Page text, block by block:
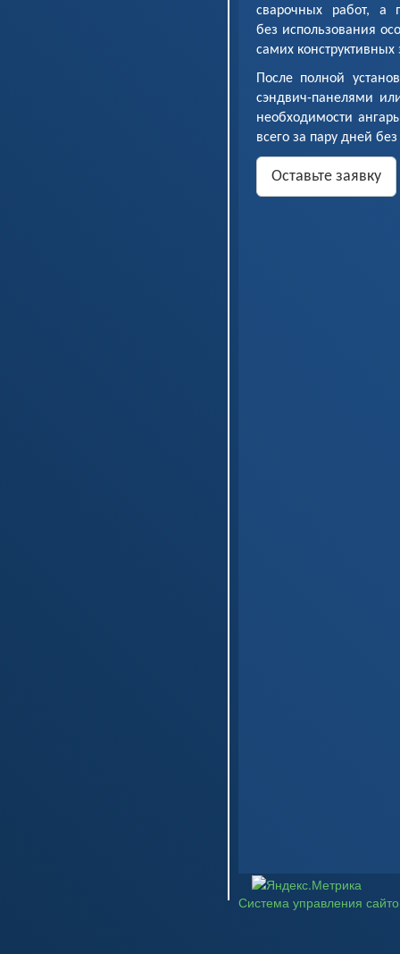
сварочных работ, а
без использования
самих конструктивных
После полной
сэндвич-панелями
необходимости
всего за пару дней
Оставьте заявку
Система управления